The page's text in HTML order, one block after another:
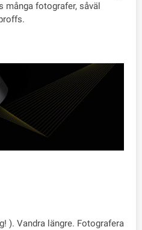
många fotografer, såväl
). Vandra längre. Fotografera